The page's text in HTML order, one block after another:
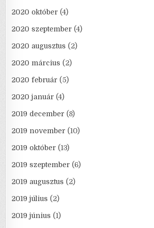
2020 október (4)
2020 szeptember (4)
2020 augusztus (2)
2020 március (2)
2020 február (5)
2020 január (4)
2019 december (8)
2019 november (10)
2019 október (13)
2019 szeptember (6)
2019 augusztus (2)
2019 július (2)
2019 június (1)